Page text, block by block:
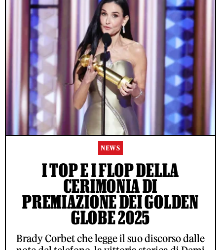
NEWS
I TOP E I FLOP DELLA
CERIMONIA DI
PREMIAZIONE DEI GOLDEN
GLOBE 2025
Brady Corbet che legge il suo discorso dalle